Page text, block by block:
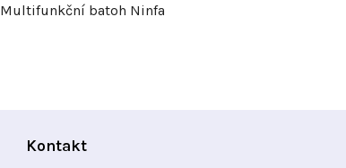
Multifunkční batoh Ninfa
Kontakt